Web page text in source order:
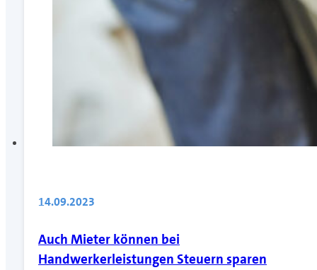
14.09.2023
Auch Mieter können bei
Handwerkerleistungen Steuern sparen